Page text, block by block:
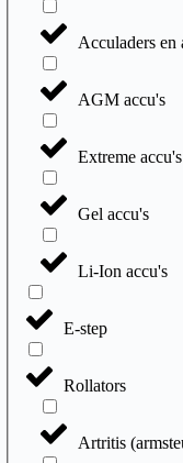
Acculaders en
AGM accu's
Extreme accu's
Gel accu's
Li-Ion accu's
E-step
Rollators
Artritis